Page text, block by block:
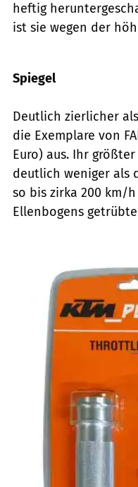
heftig
ist sie wegen der
Spiegel
Deutlich zierlicher
die Exemplare von
Euro) aus. Ihr
deutlich weniger als
so bis zirka 200 km/
Ellenbogens